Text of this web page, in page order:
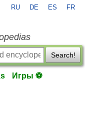
RU DE ES FR
Search!
Игры ⚽